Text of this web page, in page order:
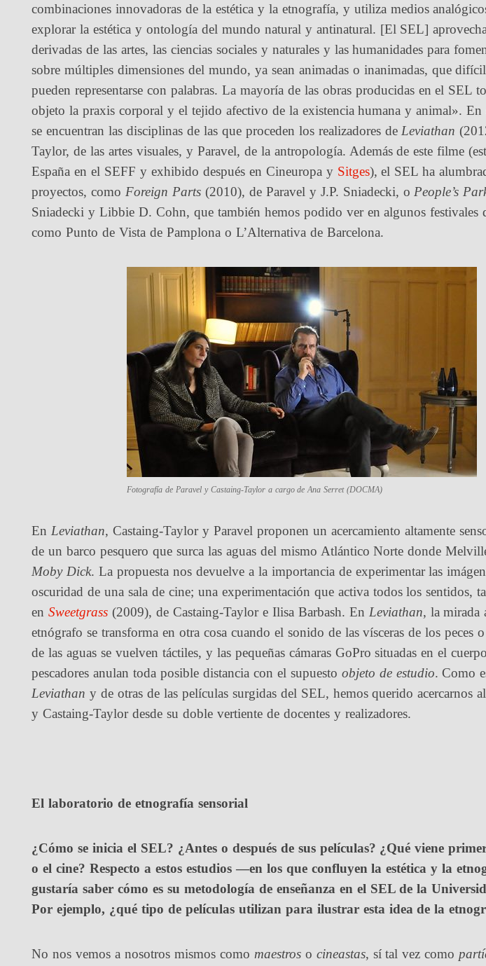
combinaciones innovadoras de la estética y la etnografía, y utiliza medios
explorar la estética y ontología del mundo natural y antinatural. [El SEL]
derivadas de las artes, las ciencias sociales y naturales y las humanidades para
sobre múltiples dimensiones del mundo, ya sean animadas o inanimadas, que
pueden representarse con palabras. La mayoría de las obras producidas en el SEL
objeto la praxis corporal y el tejido afectivo de la existencia humana y animal». En
se encuentran las disciplinas de las que proceden los realizadores de Leviathan
Taylor, de las artes visuales, y Paravel, de la antropología. Además de este filme
España en el SEFF y exhibido después en Cineuropa y Sitges), el SEL ha
proyectos, como Foreign Parts(2010), de Paravel y J.P. Sniadecki, o People’s
Sniadecki y Libbie D. Cohn, que también hemos podido ver en algunos festivales
como Punto de Vista de Pamplona o L’Alternativa de Barcelona.
Fotografía de Paravel y Castaing-Taylor a cargo de Ana Serret (DOCMA)
En Leviathan, Castaing-Taylor y Paravel proponen un acercamiento altamente
de un barco pesquero que surca las aguas del mismo Atlántico Norte donde
Moby Dick. La propuesta nos devuelve a la importancia de experimentar las
oscuridad de una sala de cine; una experimentación que activa todos los sentidos,
en Sweetgrass(2009), de Castaing-Taylor e Ilisa Barbash. En Leviathan, la mirada
etnógrafo se transforma en otra cosa cuando el sonido de las vísceras de los peces
de las aguas se vuelven táctiles, y las pequeñas cámaras GoPro situadas en el
pescadores anulan toda posible distancia con el supuesto objeto de estudio. Como
Leviathan y de otras de las películas surgidas del SEL, hemos querido acercarnos
y Castaing-Taylor desde su doble vertiente de docentes y realizadores.
El laboratorio de etnografía sensorial
¿Cómo se inicia el SEL? ¿Antes o después de sus películas? ¿Qué viene
o el cine? Respecto a estos estudios —en los que confluyen la estética y la
gustaría saber cómo es su metodología de enseñanza en el SEL de la
Por ejemplo, ¿qué tipo de películas utilizan para ilustrar esta idea de la
No nos vemos a nosotros mismos como maestroso cineastas, sí tal vez como